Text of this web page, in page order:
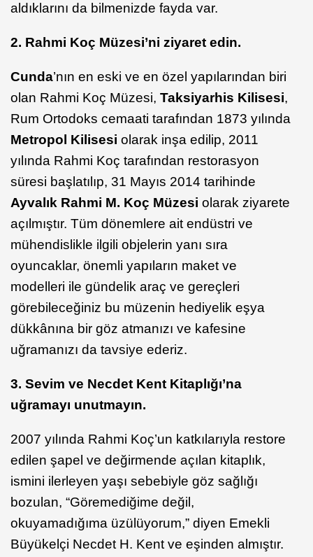
aldıklarını da bilmenizde fayda var.
2. Rahmi Koç Müzesi’ni ziyaret edin.
Cunda’nın en eski ve en özel yapılarından biri
olan Rahmi Koç Müzesi, Taksiyarhis Kilisesi,
Rum Ortodoks cemaati tarafından 1873 yılında
Metropol Kilisesi olarak inşa edilip, 2011
yılında Rahmi Koç tarafından restorasyon
süresi başlatılıp, 31 Mayıs 2014 tarihinde
Ayvalık Rahmi M. Koç Müzesi olarak ziyarete
açılmıştır. Tüm dönemlere ait endüstri ve
mühendislikle ilgili objelerin yanı sıra
oyuncaklar, önemli yapıların maket ve
modelleri ile gündelik araç ve gereçleri
görebileceğiniz bu müzenin hediyelik eşya
dükkânına bir göz atmanızı ve kafesine
uğramanızı da tavsiye ederiz.
3. Sevim ve Necdet Kent Kitaplığı’na
uğramayı unutmayın.
2007 yılında Rahmi Koç’un katkılarıyla restore
edilen şapel ve değirmende açılan kitaplık,
ismini ilerleyen yaşı sebebiyle göz sağlığı
bozulan, “Göremediğime değil,
okuyamadığıma üzülüyorum,” diyen Emekli
Büyükelçi Necdet H. Kent ve eşinden almıştır.